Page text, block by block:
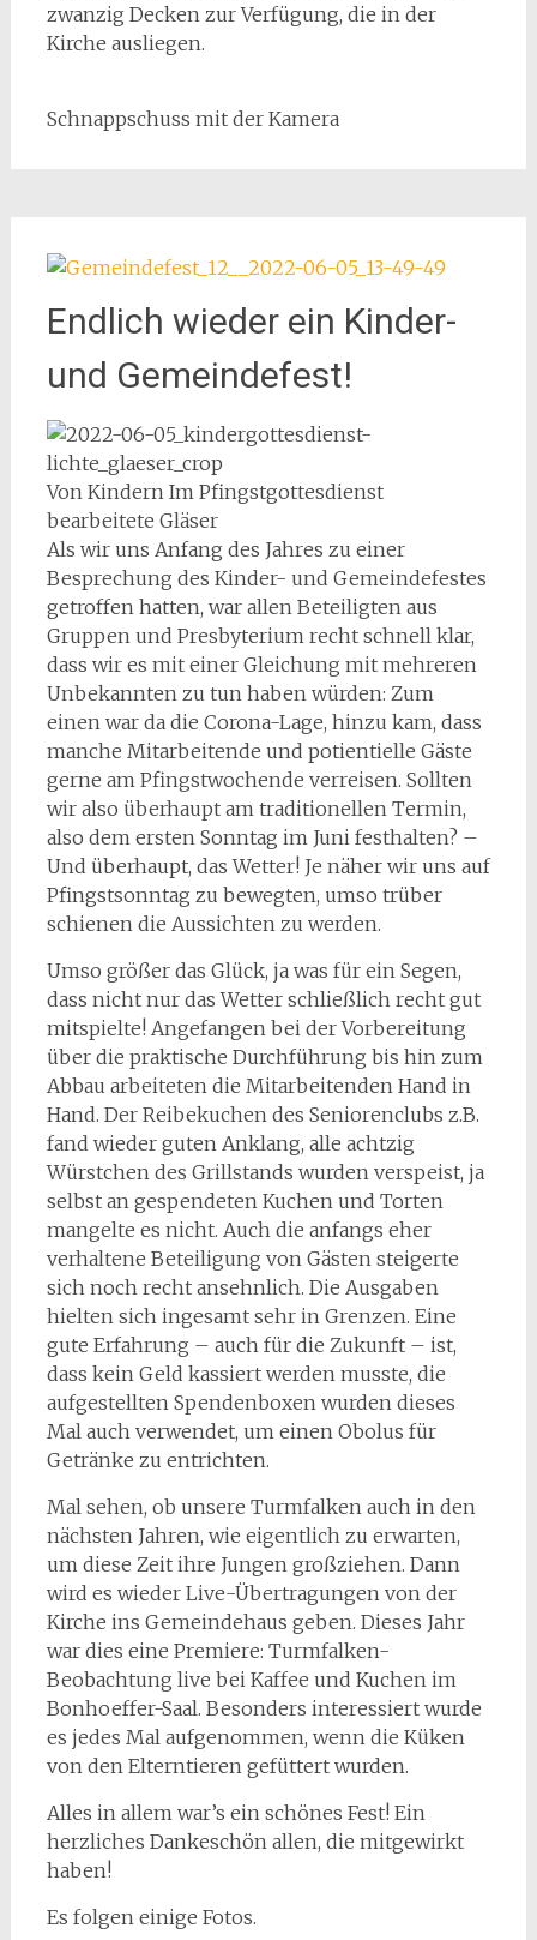
zwanzig Decken zur Verfügung, die in der
Kirche ausliegen.
Schnappschuss mit der Kamera
Endlich wieder ein Kinder-
und Gemeindefest!
Von Kindern Im Pfingstgottesdienst
bearbeitete Gläser
Als wir uns Anfang des Jahres zu einer
Besprechung des Kinder- und Gemeindefestes
getroffen hatten, war allen Beteiligten aus
Gruppen und Presbyterium recht schnell klar,
dass wir es mit einer Gleichung mit mehreren
Unbekannten zu tun haben würden: Zum
einen war da die Corona-Lage, hinzu kam, dass
manche Mitarbeitende und potientielle Gäste
gerne am Pfingstwochende verreisen. Sollten
wir also überhaupt am traditionellen Termin,
also dem ersten Sonntag im Juni festhalten? –
Und überhaupt, das Wetter! Je näher wir uns auf
Pfingstsonntag zu bewegten, umso trüber
schienen die Aussichten zu werden.
Umso größer das Glück, ja was für ein Segen,
dass nicht nur das Wetter schließlich recht gut
mitspielte! Angefangen bei der Vorbereitung
über die praktische Durchführung bis hin zum
Abbau arbeiteten die Mitarbeitenden Hand in
Hand. Der Reibekuchen des Seniorenclubs z.B.
fand wieder guten Anklang, alle achtzig
Würstchen des Grillstands wurden verspeist, ja
selbst an gespendeten Kuchen und Torten
mangelte es nicht. Auch die anfangs eher
verhaltene Beteiligung von Gästen steigerte
sich noch recht ansehnlich. Die Ausgaben
hielten sich ingesamt sehr in Grenzen. Eine
gute Erfahrung – auch für die Zukunft – ist,
dass kein Geld kassiert werden musste, die
aufgestellten Spendenboxen wurden dieses
Mal auch verwendet, um einen Obolus für
Getränke zu entrichten.
Mal sehen, ob unsere Turmfalken auch in den
nächsten Jahren, wie eigentlich zu erwarten,
um diese Zeit ihre Jungen großziehen. Dann
wird es wieder Live-Übertragungen von der
Kirche ins Gemeindehaus geben. Dieses Jahr
war dies eine Premiere: Turmfalken-
Beobachtung live bei Kaffee und Kuchen im
Bonhoeffer-Saal. Besonders interessiert wurde
es jedes Mal aufgenommen, wenn die Küken
von den Elterntieren gefüttert wurden.
Alles in allem war’s ein schönes Fest! Ein
herzliches Dankeschön allen, die mitgewirkt
haben!
Es folgen einige Fotos.